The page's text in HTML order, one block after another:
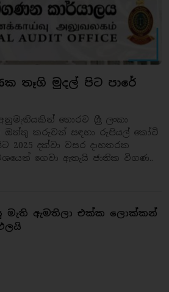
තෑගි මුදල් පිට පාරේ
තොරව ශ්‍රී ලංකා
ඔත්තු කරුවන් සඳහා රුපියල් කෝටි
2025 දක්වා වසර දාහතරක
ගෙවා ඇතැයි ජාතික විගණ..
මැති ඇමතිලා එක්ක ලොක්කන්